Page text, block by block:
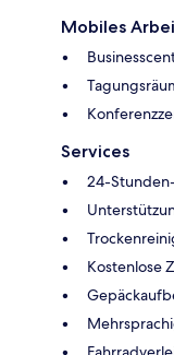
Mobiles
Services
24-
Kostenlose